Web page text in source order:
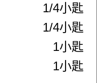
1/4小匙
1/4小匙
1小匙
1小匙